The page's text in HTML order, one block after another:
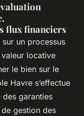
flux financiers
sur un processus
valeur locative
le bien sur le
Havre s’effectue
garanties
gestion des